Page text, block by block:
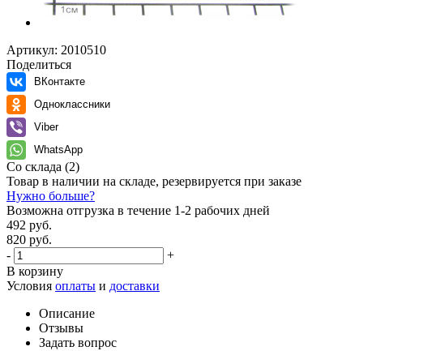
Артикул: 2010510
Поделиться
ВКонтакте
Одноклассники
Viber
WhatsApp
Со склада (2)
Товар в наличии на складе, резервируется при заказе
Нужно больше?
Возможна отгрузка в течение 1-2 рабочих дней
492 руб.
820 руб.
-
+
В корзину
Условия оплаты и доставки
Описание
Отзывы
Задать вопрос